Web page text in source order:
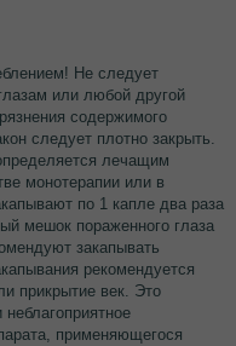
Не следует
или любой другой
содержимого
следует плотно закрыть.
лечащим
монотерапии или в
по 1 капле два раза
мешок пораженного глаза
закапывать
рекомендуется
прикрытие век. Это
применяющегося